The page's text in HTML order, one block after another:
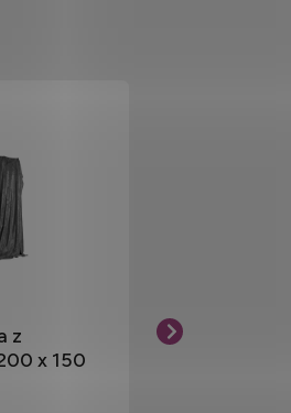
z
x 150